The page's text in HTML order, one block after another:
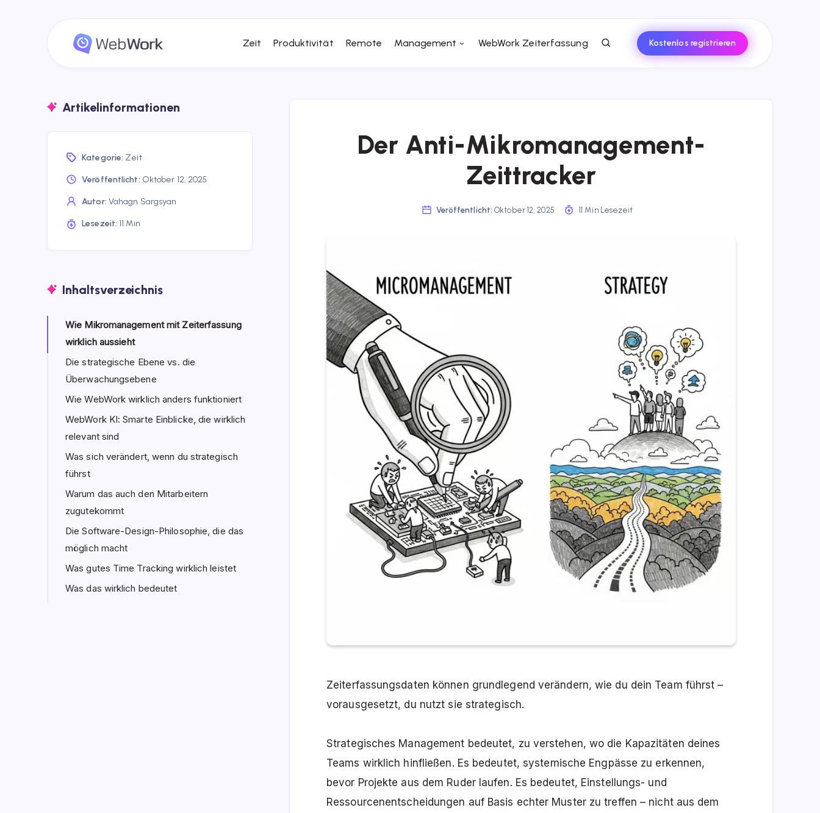
Zeit Produktivität Remote Management WebWork Zeiterfassung Kostenlos registrieren
Der Anti-Mikromanagement-
Zeittracker
Veröffentlicht: Oktober 12, 2025 11 Min Lesezeit
Zeiterfassungsdaten können grundlegend verändern, wie du dein Team führst –
vorausgesetzt, du nutzt sie strategisch.
Strategisches Management bedeutet, zu verstehen, wo die Kapazitäten deines
Teams wirklich hinfließen. Es bedeutet, systemische Engpässe zu erkennen,
bevor Projekte aus dem Ruder laufen. Es bedeutet, Einstellungs- und
Ressourcenentscheidungen auf Basis echter Muster zu treffen – nicht aus dem
Artikelinformationen
Kategorie: Zeit
Veröffentlicht: Oktober 12, 2025
Autor: Vahagn Sargsyan
Lesezeit: 11 Min
Inhaltsverzeichnis
Wie Mikromanagement mit Zeiterfassung
wirklich aussieht
Die strategische Ebene vs. die
Überwachungsebene
Wie WebWork wirklich anders funktioniert
WebWork KI: Smarte Einblicke, die wirklich
relevant sind
Was sich verändert, wenn du strategisch
führst
Warum das auch den Mitarbeitern
zugutekommt
Die Software-Design-Philosophie, die das
möglich macht
Was gutes Time Tracking wirklich leistet
Was das wirklich bedeutet